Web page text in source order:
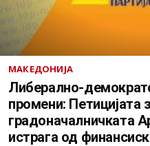
МАКЕДОНИЈА
Либерално-
промени: Петицијата
градоначалничката
истрага од